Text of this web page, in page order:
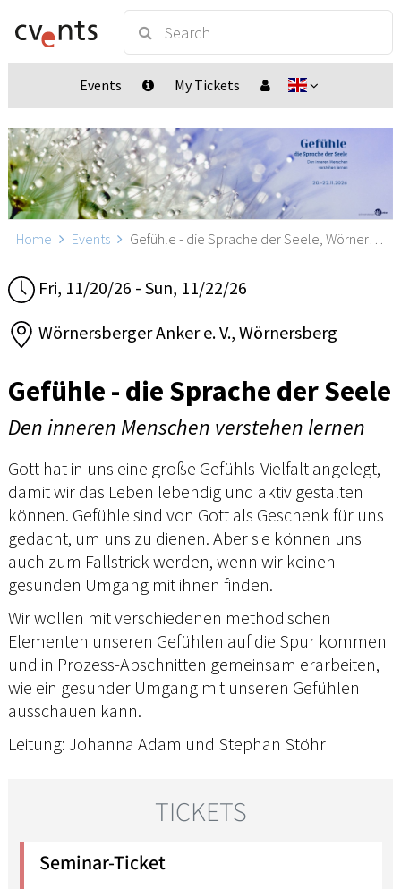
Events My Tickets
Home Events Gefühle - die Sprache der Seele, Wörnersberg
Fri, 11/20/26 - Sun, 11/22/26
Wörnersberger Anker e. V., Wörnersberg
Gefühle - die Sprache der Seele
Den inneren Menschen verstehen lernen
Gott hat in uns eine große Gefühls-Vielfalt angelegt,
damit wir das Leben lebendig und aktiv gestalten
können. Gefühle sind von Gott als Geschenk für uns
gedacht, um uns zu dienen. Aber sie können uns
auch zum Fallstrick werden, wenn wir keinen
gesunden Umgang mit ihnen finden.
Wir wollen mit verschiedenen methodischen
Elementen unseren Gefühlen auf die Spur kommen
und in Prozess-Abschnitten gemeinsam erarbeiten,
wie ein gesunder Umgang mit unseren Gefühlen
ausschauen kann.
Leitung: Johanna Adam und Stephan Stöhr